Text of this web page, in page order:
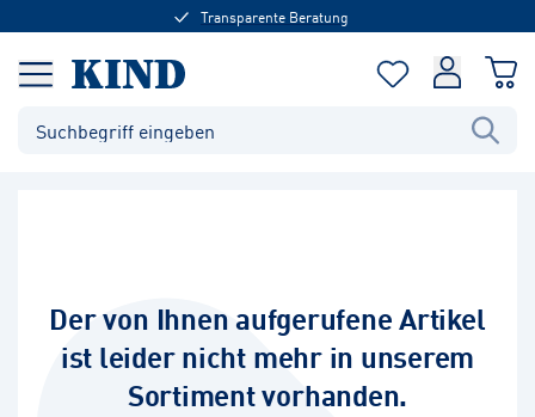
Transparente Beratung
Der von Ihnen aufgerufene Artikel
ist leider nicht mehr in unserem
Sortiment vorhanden.